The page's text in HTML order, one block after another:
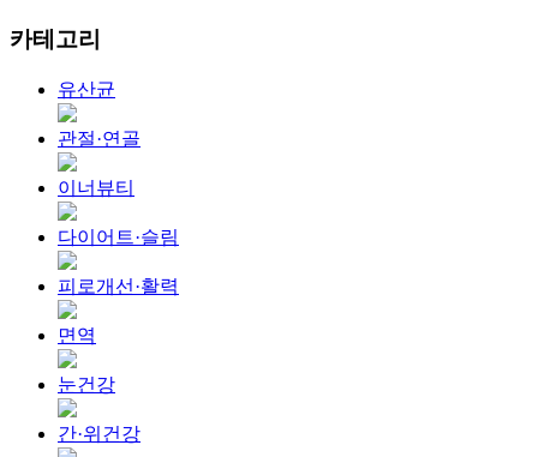
카테고리
유산균
관절·연골
이너뷰티
다이어트·슬림
피로개선·활력
면역
눈건강
간·위건강